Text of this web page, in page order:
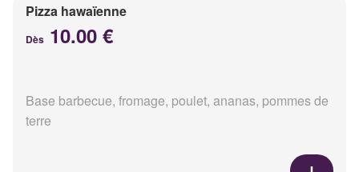
Pizza hawaïenne
Dès 10.00 €
Base barbecue, fromage, poulet, ananas, pommes de
terre